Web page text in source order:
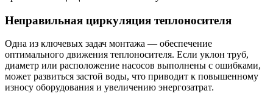
Неправильная циркуляция теплоносителя
Одна из ключевых задач монтажа — обеспечение
оптимального движения теплоносителя. Если уклон труб,
диаметр или расположение насосов выполнены с ошибками,
может развиться застой воды, что приводит к повышенному
износу оборудования и увеличению энергозатрат.